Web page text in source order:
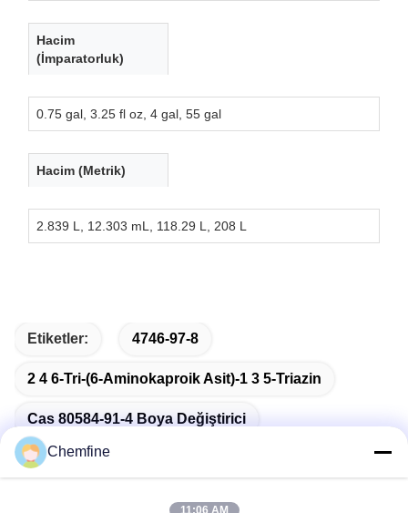
Hacim
(İmparatorluk)
0.75 gal, 3.25 fl oz, 4 gal, 55 gal
Hacim (Metrik)
2.839 L, 12.303 mL, 118.29 L, 208 L
Etiketler: 4746-97-8
2 4 6-Tri-(6-Aminokaproik Asit)-1 3 5-Triazin
Cas 80584-91-4 Boya Değiştirici
Chemfine
11:06 AM